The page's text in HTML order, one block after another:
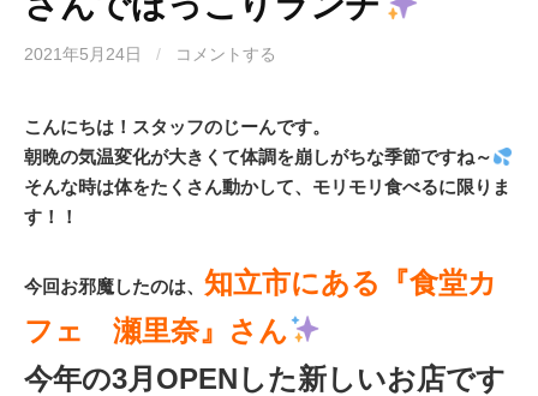
2021年5月24日 / コメントする
こんにちは！スタッフのじーんです。
朝晩の気温変化が大きくて体調を崩しがちな季節ですね～
そんな時は体をたくさん動かして、モリモリ食べるに限りま
す！！
今回お邪魔したのは、 知立市にある『食堂カ
フェ 瀬里奈』さん
今年の3月OPENした新しいお店です